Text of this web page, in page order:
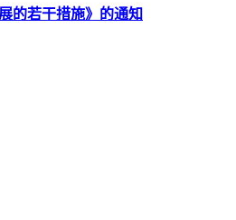
的若干措施》的通知